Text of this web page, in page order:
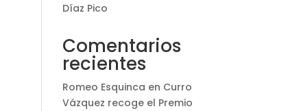
Díaz Pico
Comentarios
recientes
Romeo Esquinca en Curro
Vázquez recoge el Premio